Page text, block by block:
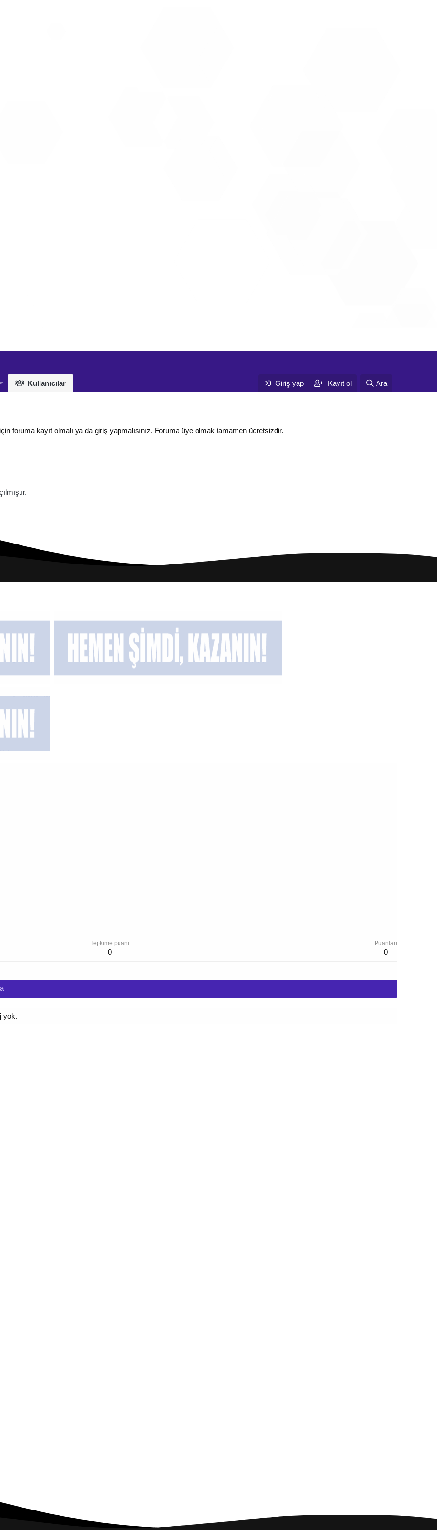
Kullanıcılar Giriş yap Kayıt ol Ara
foruma kayıt olmalı ya da giriş yapmalısınız. Foruma üye olmak tamamen ücretsizdir.
Tepkime puanı
0
Puanları
0
yok.